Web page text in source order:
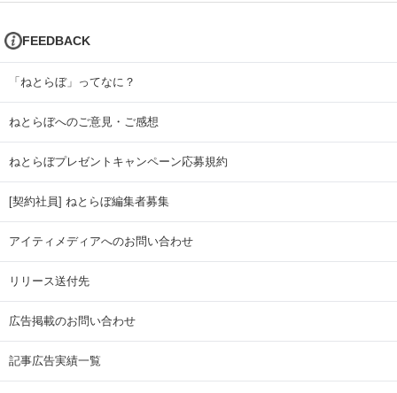
FEEDBACK
「ねとらぼ」ってなに？
ねとらぼへのご意見・ご感想
ねとらぼプレゼントキャンペーン応募規約
[契約社員] ねとらぼ編集者募集
アイティメディアへのお問い合わせ
リリース送付先
広告掲載のお問い合わせ
記事広告実績一覧